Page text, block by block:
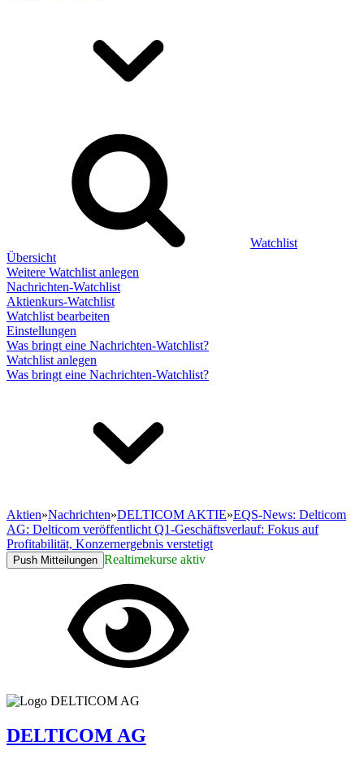
Watchlist
Übersicht
Weitere Watchlist anlegen
Nachrichten-Watchlist
Aktienkurs-Watchlist
Watchlist bearbeiten
Einstellungen
Was bringt eine Nachrichten-Watchlist?
Watchlist anlegen
Was bringt eine Nachrichten-Watchlist?
Aktien»Nachrichten»DELTICOM AKTIE»EQS-News: Delticom
AG: Delticom veröffentlicht Q1-Geschäftsverlauf: Fokus auf
Profitabilität, Konzernergebnis verstetigt
Push Mitteilungen Realtimekurse aktiv
DELTICOM AG